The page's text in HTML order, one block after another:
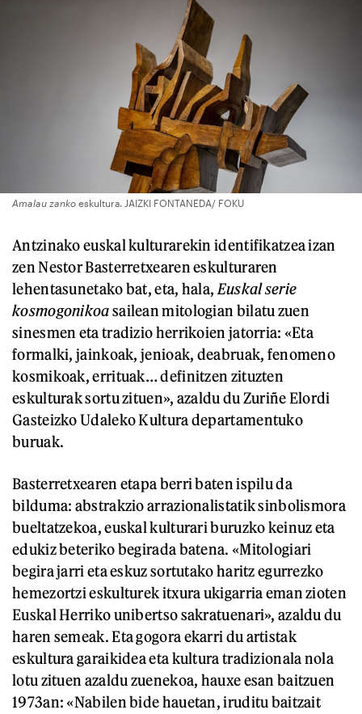
Amalau zanko eskultura. JAIZKI FONTANEDA/ FOKU
Antzinako euskal kulturarekin identifikatzea izan
zen Nestor Basterretxearen eskulturaren
lehentasunetako bat, eta, hala,Euskal serie
kosmogonikoasailean mitologian bilatu zuen
sinesmen eta tradizio herrikoien jatorria: «Eta
formalki, jainkoak, jenioak, deabruak, fenomeno
kosmikoak, errituak… definitzen zituzten
eskulturak sortu zituen», azaldu du Zuriñe Elordi
Gasteizko Udaleko Kultura departamentuko
buruak.
Basterretxearen etapa berri baten ispilu da
bilduma: abstrakzio arrazionalistatik sinbolismora
bueltatzekoa, euskal kulturari buruzko keinuz eta
edukiz beteriko begirada batena. «Mitologiari
begira jarri eta eskuz sortutako haritz egurrezko
hemezortzi eskulturek itxura ukigarria eman zioten
Euskal Herriko unibertso sakratuenari», azaldu du
haren semeak. Eta gogora ekarri du artistak
eskultura garaikidea eta kultura tradizionala nola
lotu zituen azaldu zuenekoa, hauxe esan baitzuen
1973an: «Nabilen bide hauetan, iruditu baitzait